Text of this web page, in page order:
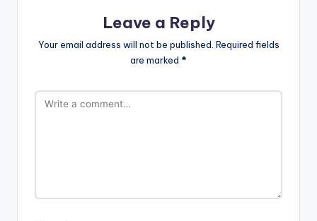
Leave a Reply
Your email address will not be published. Required fields
are marked *